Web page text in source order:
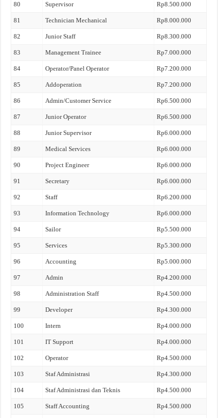
80 Supervisor Rp8.500.000
81 Technician Mechanical Rp8.000.000
82 Junior Staff Rp8.300.000
83 Management Trainee Rp7.000.000
84 Operator/Panel Operator Rp7.200.000
85 Addoperation Rp7.200.000
86 Admin/Customer Service Rp6.500.000
87 Junior Operator Rp6.500.000
88 Junior Supervisor Rp6.000.000
89 Medical Services Rp6.000.000
90 Project Engineer Rp6.000.000
91 Secretary Rp6.000.000
92 Staff Rp6.200.000
93 Information Technology Rp6.000.000
94 Sailor Rp5.500.000
95 Services Rp5.300.000
96 Accounting Rp5.000.000
97 Admin Rp4.200.000
98 Administration Staff Rp4.500.000
99 Developer Rp4.300.000
100 Intern Rp4.000.000
101 IT Support Rp4.000.000
102 Operator Rp4.500.000
103 Staf Administrasi Rp4.300.000
104 Staf Administrasi dan Teknis Rp4.500.000
105 Staff Accounting Rp4.500.000